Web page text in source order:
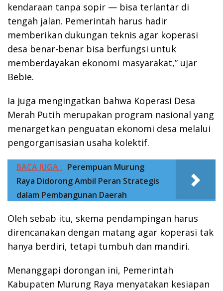
kendaraan tanpa sopir — bisa terlantar di
tengah jalan. Pemerintah harus hadir
memberikan dukungan teknis agar koperasi
desa benar-benar bisa berfungsi untuk
memberdayakan ekonomi masyarakat,” ujar
Bebie.
Ia juga mengingatkan bahwa Koperasi Desa
Merah Putih merupakan program nasional yang
menargetkan penguatan ekonomi desa melalui
pengorganisasian usaha kolektif.
BACA JUGA : Perempuan Murung
Raya Didorong Ambil Peran Strategis
dalam Pembangunan Daerah
Oleh sebab itu, skema pendampingan harus
direncanakan dengan matang agar koperasi tak
hanya berdiri, tetapi tumbuh dan mandiri.
Menanggapi dorongan ini, Pemerintah
Kabupaten Murung Raya menyatakan kesiapan